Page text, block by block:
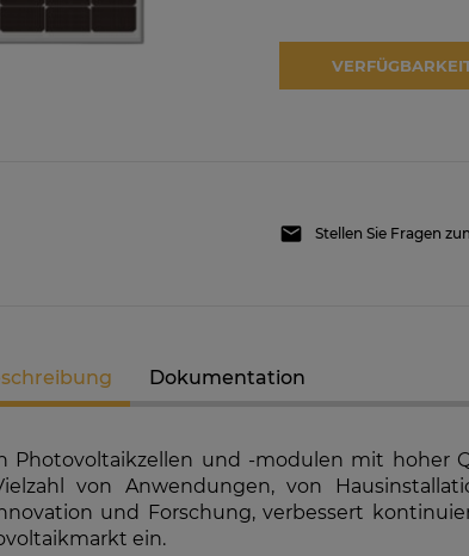
€
DER
Hybrid-Netzwechselrichter
796,79 €
Stellen Sie Fragen
Dokumentation
Photovoltaikzellen und -modulen mit hoher
von Anwendungen, von
und Forschung, verbessert
ein.